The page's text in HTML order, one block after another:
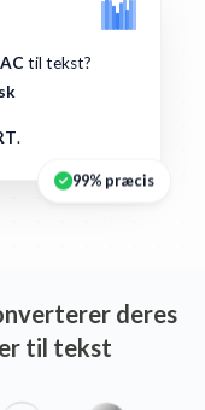
til tekst?
.
99% præcis
deres
til tekst